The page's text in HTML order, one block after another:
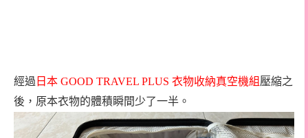
經過 日本 GOOD TRAVEL PLUS 衣物收納真空機組壓縮之
後，原本衣物的體積瞬間少了一半。